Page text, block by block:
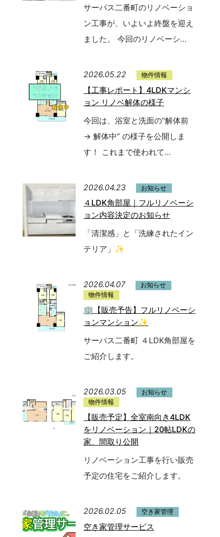
サーパス二番町のリノベーショ
ン工事が、いよいよ終盤を迎え
ました。 今回のリノベーシ…
2026.05.22 物件情報
【工事レポート】4LDKマンシ
ョン リノベ解体の様子
今回は、浴室と洗面の“解体前
→ 解体中” の様子を公開しま
す！ これまで使われて…
2026.04.23 お知らせ
４LDK角部屋｜フルリノベーシ
ョン内容決定のお知らせ
「清潔感」と「洗練されたイン
テリア」✨
2026.04.07
お知らせ
物件情報
🏢【販売予告】フルリノベーシ
ョンマンション✨
サーパス二番町 ４LDK角部屋を
ご紹介します。
2026.03.05
お知らせ
物件情報
【販売予定】全室南向き4LDK
をリノベーション｜20帖LDKの
家、間取り公開
リノベーション工事を行い販売
予定の住宅をご紹介します。
2026.02.05 空き家管理
空き家管理サービス